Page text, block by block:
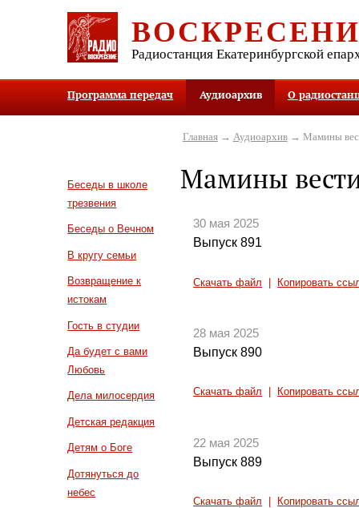
Радиостанция Екатеринбургской
Программа передач Аудиоархив О
Беседы в школе
трезвения
Беседы о Вечном
В кругу семьи
Возвращение к
истокам
Гость в студии
Да будет с вами
Любовь
Дела милосердия
Детская редакция
Детям о Боге
Дотянуться до
небес
Главная→ Аудиоархив→ Мамины
Мамины
30 мая 2025
Выпуск 891
Скачать файл Копировать
28 мая 2025
Выпуск 890
Скачать файл Копировать
22 мая 2025
Выпуск 889
Скачать файл Копировать